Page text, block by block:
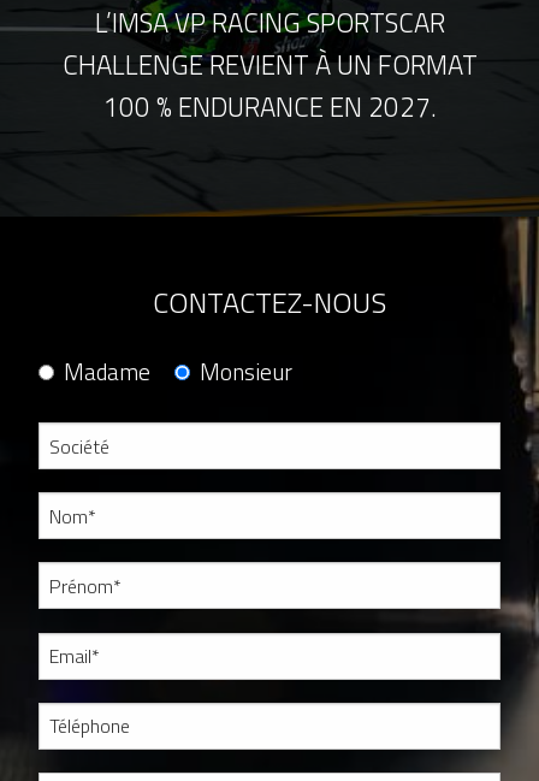
L’IMSA VP RACING SPORTSCAR
CHALLENGE REVIENT À UN FORMAT
100 % ENDURANCE EN 2027.
CONTACTEZ-NOUS
Madame Monsieur